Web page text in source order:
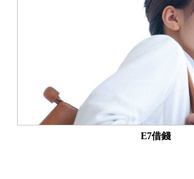
E7借錢